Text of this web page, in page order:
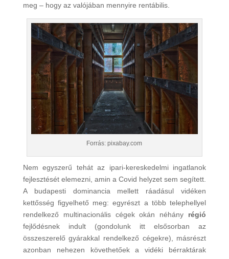
meg – hogy az valójában mennyire rentábilis.
Forrás: pixabay.com
Nem egyszerű tehát az ipari-kereskedelmi ingatlanok
fejlesztését elemezni, amin a Covid helyzet sem segített.
A budapesti dominancia mellett ráadásul vidéken
kettősség figyelhető meg: egyrészt a több telephellyel
rendelkező multinacionális cégek okán néhány régió
fejlődésnek indult (gondolunk itt elsősorban az
összeszerelő gyárakkal rendelkező cégekre), másrészt
azonban nehezen követhetőek a vidéki bérraktárak